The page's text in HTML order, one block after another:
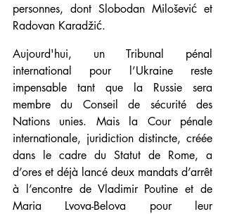
personnes, dont Slobodan Milošević et
Radovan Karadžić.
Aujourd'hui, un Tribunal pénal
international pour l’Ukraine reste
impensable tant que la Russie sera
membre du Conseil de sécurité des
Nations unies. Mais la Cour pénale
internationale, juridiction distincte, créée
dans le cadre du Statut de Rome, a
d’ores et déjà lancé deux mandats d’arrêt
à l’encontre de Vladimir Poutine et de
Maria Lvova-Belova pour leur